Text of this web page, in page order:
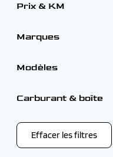
Prix & KM
Marques
BMW (2)
CITROEN (112)
FORD (30)
KIA (2)
OMODA (1)
OMODA - JAECOO (1)
OPEL (1)
Modèles
RENAULT
RENAULT AUSTRAL (28)
RENAULT CLIO (10)
RENAULT ESPACE (7)
RENAULT RAFALE (11)
RENAULT SYMBIOZ (21)
Carburant & boîte
Effacer les filtres